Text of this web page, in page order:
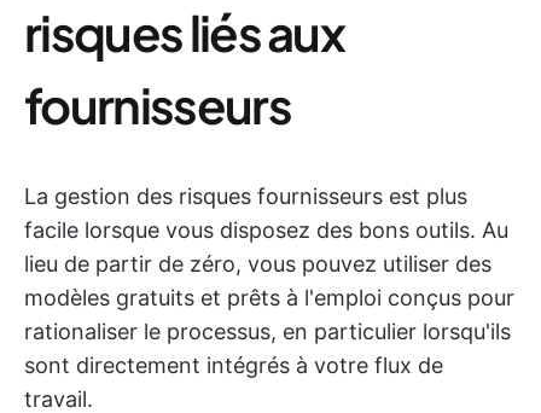
risques liés aux
fournisseurs
La gestion des risques fournisseurs est plus
facile lorsque vous disposez des bons outils. Au
lieu de partir de zéro, vous pouvez utiliser des
modèles gratuits et prêts à l'emploi conçus pour
rationaliser le processus, en particulier lorsqu'ils
sont directement intégrés à votre flux de
travail.